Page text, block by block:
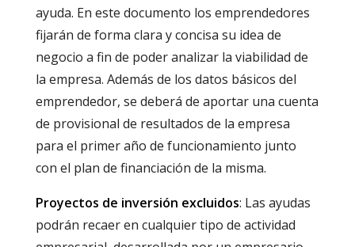
ayuda. En este documento los emprendedores
fijarán de forma clara y concisa su idea de
negocio a fin de poder analizar la viabilidad de
la empresa. Además de los datos básicos del
emprendedor, se deberá de aportar una cuenta
de provisional de resultados de la empresa
para el primer año de funcionamiento junto
con el plan de financiación de la misma.
Proyectos de inversión excluidos: Las ayudas
podrán recaer en cualquier tipo de actividad